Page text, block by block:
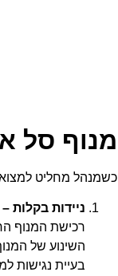
מנוף סל
כשמנהל מחליט
ניידות בקלות –
רכישת המנוף
השינוע של
בעיית נגישות